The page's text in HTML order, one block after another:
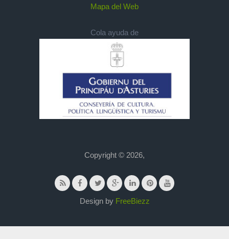
Mapa del Web
Cola ayuda de
Copyright © 2026,
Design by FreeBiezz